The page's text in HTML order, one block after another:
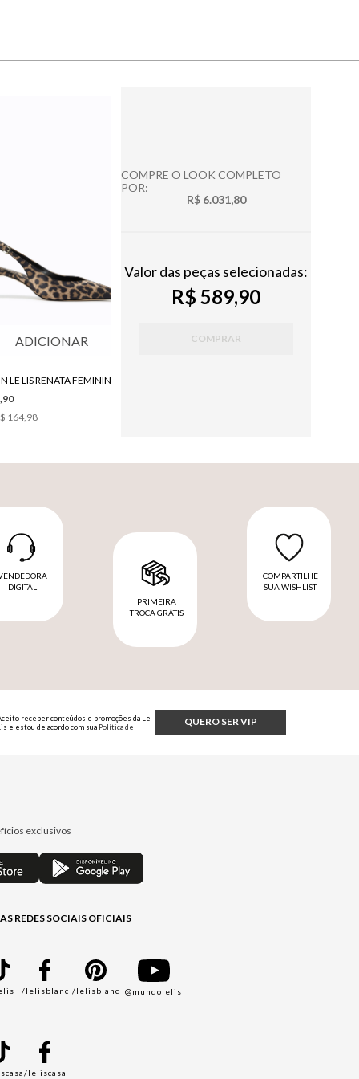
ADICIONAR
LE LIS RENATA FEMININO
164,98
COMPRE O LOOK COMPLETO
POR:
R$ 6.031,80
Valor das peças selecionadas:
R$ 589,90
COMPRAR
DIGITAL
PRIMEIRA
TROCA GRÁTIS
COMPARTILHE
SUA WISHLIST
QUERO SER VIP
receber conteúdos e promoções da Le
e estou de acordo com sua Política de
exclusivos
REDES SOCIAIS OFICIAIS
/lelisblanc /lelisblanc @mundolelis
/leliscasa